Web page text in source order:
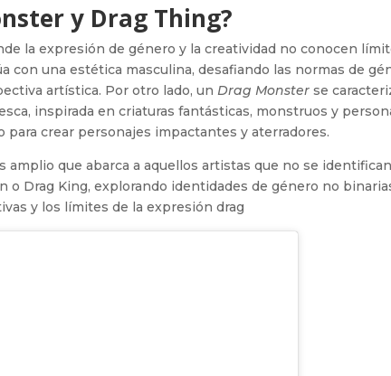
y Drag Thing?
la expresión de género y la creatividad no conocen
con una estética masculina, desafiando las normas de
artística. Por otro lado, unDrag Monster se
inspirada en criaturas fantásticas, monstruos y
crear personajes impactantes y aterradores.
amplio que abarca a aquellos artistas que no se identifican
o Drag King, explorando identidades de género no
y los límites de la expresión drag